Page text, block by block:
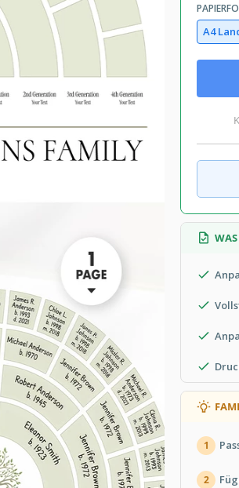
Vorlagen
Family , Persönlich
Vorlagen
A4
1
2